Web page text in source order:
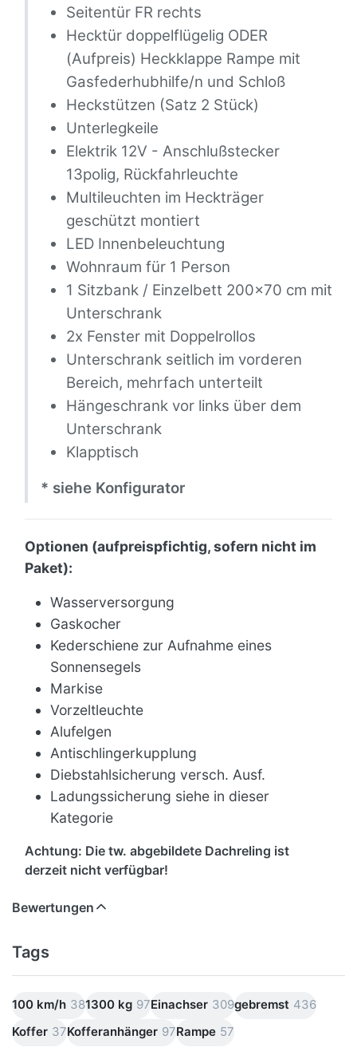
Seitentür FR rechts
Hecktür doppelflügelig ODER
(Aufpreis) Heckklappe Rampe mit
Gasfederhubhilfe/n und Schloß
Heckstützen (Satz 2 Stück)
Unterlegkeile
Elektrik 12V - Anschlußstecker
13polig, Rückfahrleuchte
Multileuchten im Heckträger
geschützt montiert
LED Innenbeleuchtung
Wohnraum für 1 Person
1 Sitzbank / Einzelbett 200x70 cm mit
Unterschrank
2x Fenster mit Doppelrollos
Unterschrank seitlich im vorderen
Bereich, mehrfach unterteilt
Hängeschrank vor links über dem
Unterschrank
Klapptisch
* siehe Konfigurator
Optionen (aufpreispfichtig, sofern nicht im
Paket):
Wasserversorgung
Gaskocher
Kederschiene zur Aufnahme eines
Sonnensegels
Markise
Vorzeltleuchte
Alufelgen
Antischlingerkupplung
Diebstahlsicherung versch. Ausf.
Ladungssicherung siehe in dieser
Kategorie
Achtung: Die tw. abgebildete Dachreling ist
derzeit nicht verfügbar!
Bewertungen
Tags
100 km/h 381300 kg 97Einachser 309gebremst 436
Koffer 37Kofferanhänger 97Rampe 57